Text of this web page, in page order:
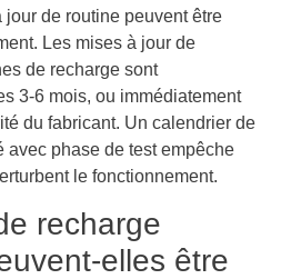
de routine peuvent être
Les mises à jour de
de recharge sont
3-6 mois, ou immédiatement
du fabricant. Un calendrier de
avec phase de test empêche
le fonctionnement.
recharge
elles être